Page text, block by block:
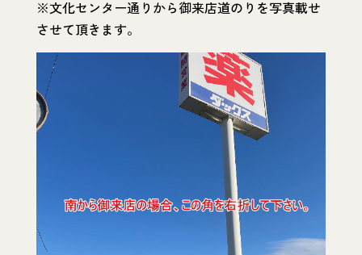
※文化センター通りから御来店道のりを写真載せ
させて頂きます。